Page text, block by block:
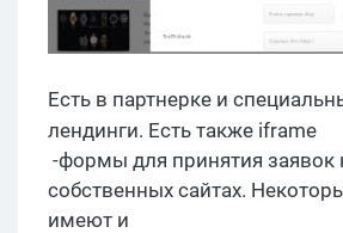
Есть в партнерке и
лендинги. Есть также iframe
-формы для принятия заявок
собственных сайтах.
имеют и